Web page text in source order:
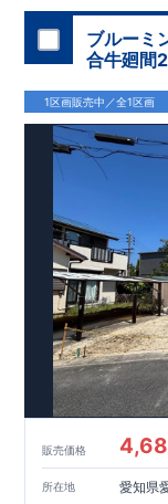
家族構成の変化に
4LDK から5LDK
へ
収納やワイドバル
適にする設備も充
アクセス
JR宇都宮線（東北
「蓮田」駅徒歩20
ロケーション
・蓮田中央小学校
・マルエツ椿山店
・ニューヤマザキ
・せいよう北公園
のこだわりの家づ
全棟自社一貫体制
◇誰が、何をした
ります。
◇設計、施工、営
いたします。
◇不要な中間マー
います。
耐震等級3取得
◇国が定めた耐震
ブルーミ
合牛廻間
1区画販売中／全1区画
販売価格
所在地 愛知県